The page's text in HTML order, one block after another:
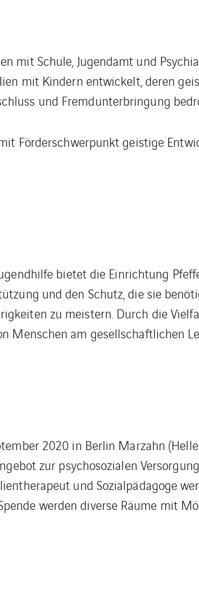
mit Schule, Jugendamt und
mit Kindern entwickelt, deren
und Fremdunterbringung
Förderschwerpunkt geistige
bietet die Einrichtung
und den Schutz, die sie
zu meistern. Durch die
Menschen am gesellschaftlichen
2020 in Berlin Marzahn
zur psychosozialen
und Sozialpädagoge
werden diverse Räume mit